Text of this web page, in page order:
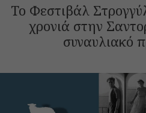
Το Φεστιβάλ
χρονιά στην
συναυλιακό